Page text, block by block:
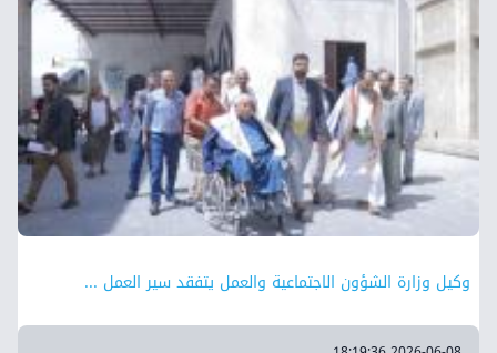
وكيل وزارة الشؤون الاجتماعية والعمل يتفقد سير العمل ...